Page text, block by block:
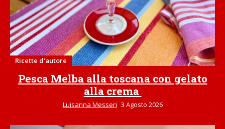
Ricette d'autore
Pesca Melba alla toscana con gelato
alla crema
Luisanna Messeri 3 Agosto 2026